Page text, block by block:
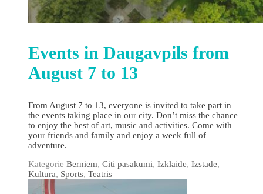
Events in Daugavpils from
August 7 to 13
From August 7 to 13, everyone is invited to take part in
the events taking place in our city. Don’t miss the chance
to enjoy the best of art, music and activities. Come with
your friends and family and enjoy a week full of
adventure.
Kategorie Berniem, Citi pasākumi, Izklaide, Izstāde,
Kultūra, Sports, Teātris